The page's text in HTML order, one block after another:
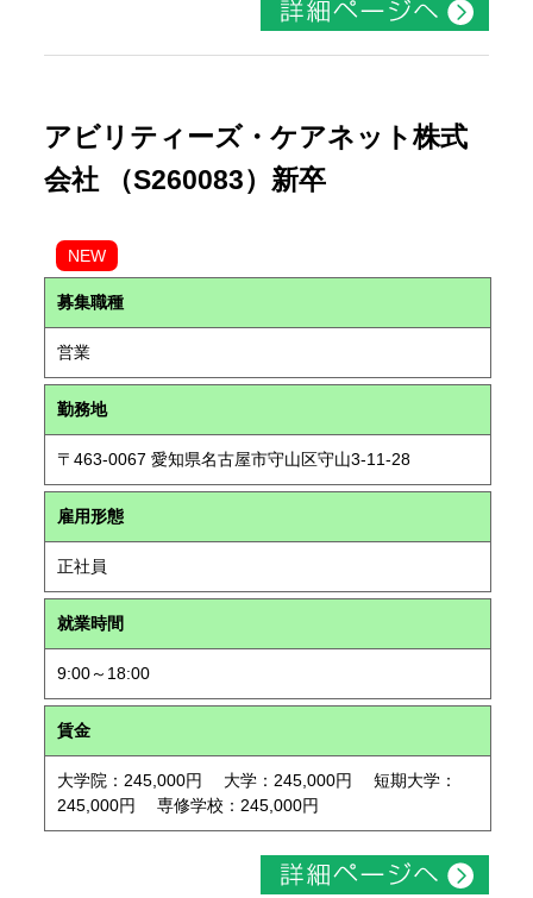
アビリティーズ・ケアネット株式
会社 （S260083）新卒
NEW
募集職種
営業
勤務地
〒463-0067 愛知県名古屋市守山区守山3-11-28
雇用形態
正社員
就業時間
9:00～18:00
賃金
大学院：245,000円 大学：245,000円 短期大学：
245,000円 専修学校：245,000円